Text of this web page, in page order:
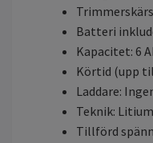
Batteri
Kapacitet: 6
Körtid (upp
Laddare:
Teknik:
Tillförd